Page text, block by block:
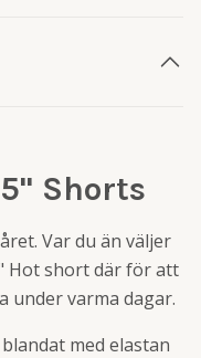
Shorts
Var du än väljer
Hot short där för att
under varma dagar.
med elastan